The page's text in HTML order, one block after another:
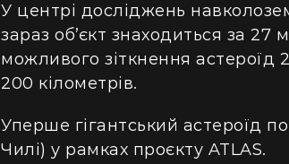
(відео)
Життя на круїзному лайнері: скільки
коштує купити каюту та мешкати в
У центрі досліджень
зараз об’єкт знаходиться за 27
можливого зіткнення астероїд
200 кілометрів.
Уперше гігантський астероїд
Чилі) у рамках проєкту ATLAS.